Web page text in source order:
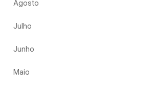
Agosto
Julho
Junho
Maio